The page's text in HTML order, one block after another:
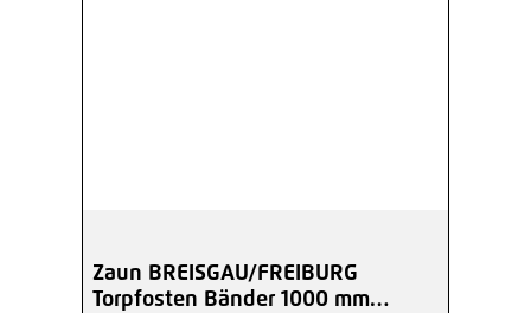
Zaun BREISGAU/FREIBURG
Torpfosten Bänder 1000 mm